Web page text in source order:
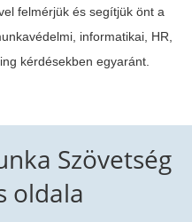
felmérjük és segítjük önt a
informatikai, HR,
kérdésekben egyaránt.
Szövetség
oldala